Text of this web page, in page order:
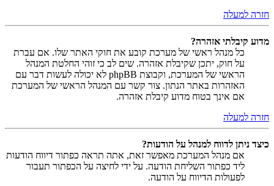
חזרה למעלה
מדוע קיבלתי אזהרה?
כל מנהל ראשי של מערכת קובע את חוקי האתר שלו. אם עברת
על חוק, יתכן שקיבלת אזהרה. שים לב כי זוהי החלטת המנהל
הראשי של המערכת, וקבוצת phpBB לא יכולה לעשות דבר עם
האזהרות באתר הנתון. צור קשר עם המנהל הראשי של המערכת
אם אינך בטוח מדוע קיבלת אזהרה.
חזרה למעלה
כיצד ניתן לדווח למנהל על הודעות?
אם מנהל המערכת מאפשר זאת, אתה תראה כפתור דיווח הודעות
ליד כפתור השליחת הודעה. על ידי לחיצה על הכפתור תעבור
לפעולות הדיווח על הודעה.